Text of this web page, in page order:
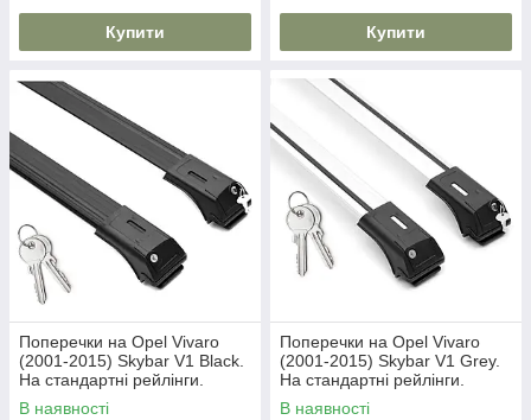
Купити Купити
Поперечки на Opel Vivaro
(2001-2015) Skybar V1 Black.
На стандартні рейлінги.
Замок на ключах. Чорні
В наявності
Поперечки на Opel Vivaro
(2001-2015) Skybar V1 Grey.
На стандартні рейлінги.
Замок на ключах. Сірі
В наявності